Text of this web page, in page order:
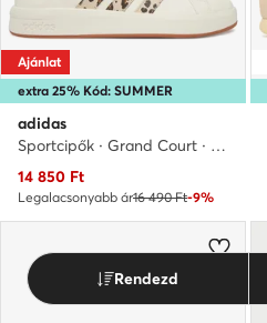
extra 25% Kód: SUMMER
Ajánlat
adidas
Sportcipők · Grand Court · Fehér
Aktuális ár
14 850 Ft
Legalacsonyabb ár16 490 Ft-9%
Rendezd